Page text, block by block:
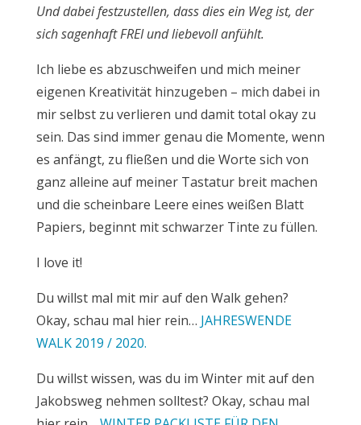
Und dabei festzustellen, dass dies ein Weg ist, der
sich sagenhaft FREI und liebevoll anfühlt.
Ich liebe es abzuschweifen und mich meiner
eigenen Kreativität hinzugeben – mich dabei in
mir selbst zu verlieren und damit total okay zu
sein. Das sind immer genau die Momente, wenn
es anfängt, zu fließen und die Worte sich von
ganz alleine auf meiner Tastatur breit machen
und die scheinbare Leere eines weißen Blatt
Papiers, beginnt mit schwarzer Tinte zu füllen.
I love it!
Du willst mal mit mir auf den Walk gehen?
Okay, schau mal hier rein… JAHRESWENDE
WALK 2019 / 2020.
Du willst wissen, was du im Winter mit auf den
Jakobsweg nehmen solltest? Okay, schau mal